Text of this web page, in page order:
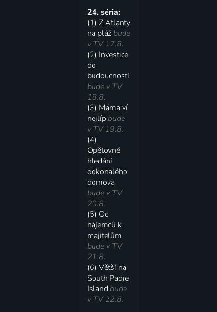
24. séria:
(1) Z Atlanty
na plážbude
v TV 17.8.
(2) Investice
do
budoucnosti
bude v TV
18.8.
(3) Máma ví
nejlípbude
v TV 19.8.
(4)
Opětovné
hledání
dokonalého
domova
bude v TV
20.8.
(5) Od
nájemců k
majitelům
bude v TV
21.8.
(6) Větší na
South Padre
Islandbude
v TV 22.8.